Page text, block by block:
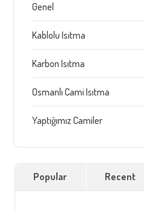
Genel
Kablolu Isıtma
Karbon Isıtma
Osmanlı Cami Isıtma
Yaptığımız Camiler
Popular Recent